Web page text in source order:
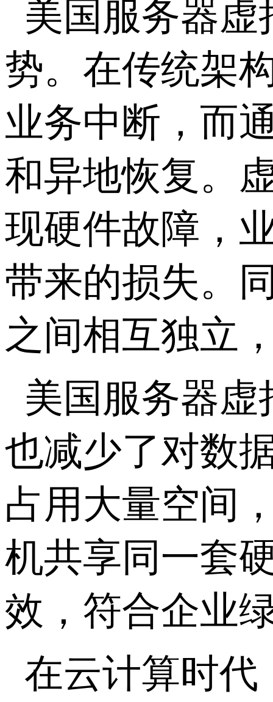
美国服务器
势。在传统架
业务中断，而
和异地恢复。
现硬件故障，
带来的损失。
之间相互独立
美国服务器
也减少了对数
占用大量空间
机共享同一套
效，符合企业
在云计算时代